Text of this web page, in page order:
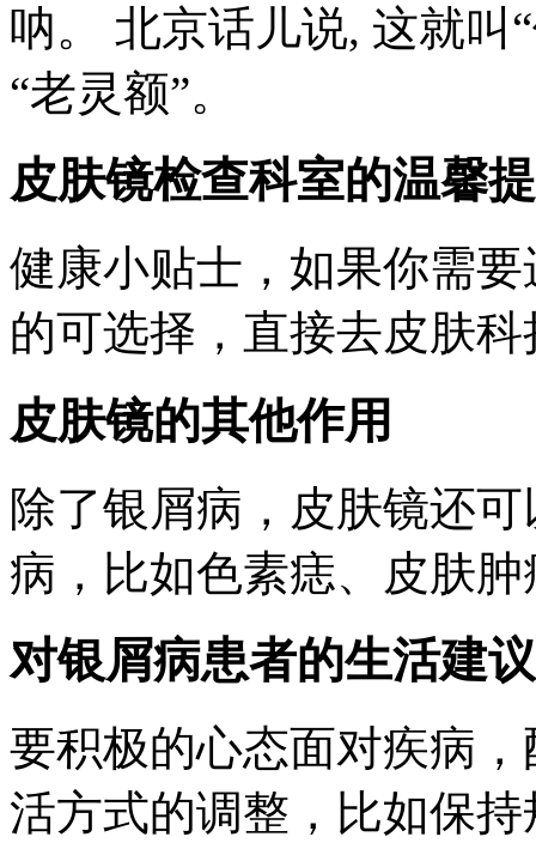
呐。 北京话儿说, 这就叫
“老灵额”。
皮肤镜检查科室的温馨
健康小贴士，如果你需
的可选择，直接去皮肤
皮肤镜的其他作用
除了银屑病，皮肤镜还
病，比如色素痣、皮肤肿
对银屑病患者的生活建议
要积极的心态面对疾病
活方式的调整，比如保